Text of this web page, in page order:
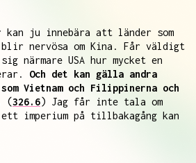
ju innebära att länder som
nervösa om Kina. Får väldigt
närmare USA hur mycket en
Och det kan gälla andra
Vietnam och Filippinerna och
(326.6) Jag får inte tala om
imperium på tillbakagång kan